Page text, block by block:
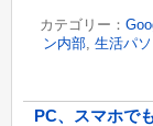
カテゴリー：
ン内部, 生活パ
PC、スマホで